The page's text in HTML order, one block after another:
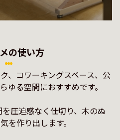
の使い方
、コワーキングスペース、公
ゆる空間におすすめです。
圧迫感なく仕切り、木のぬ
を作り出します。